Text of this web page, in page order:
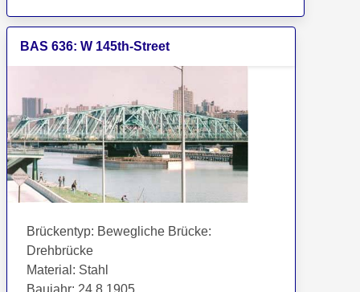
BAS 636: W 145th-Street
Brückentyp: Bewegliche Brücke:
Drehbrücke
Material : Stahl
Baujahr: 24.8.1905